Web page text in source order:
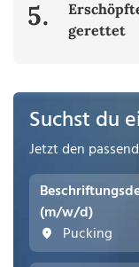
5.
gerettet
Suchst du
Jetzt den
(m/w/d)
Pucking